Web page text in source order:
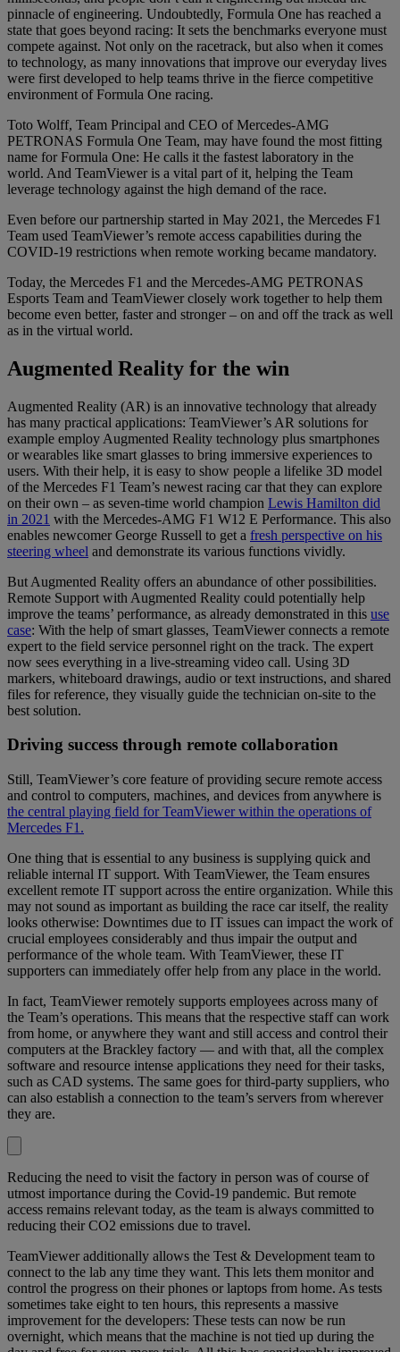
pinnacle of engineering. Undoubtedly, Formula One has reached a
state that goes beyond racing: It sets the benchmarks everyone must
compete against. Not only on the racetrack, but also when it comes
to technology, as many innovations that improve our everyday lives
were first developed to help teams thrive in the fierce competitive
environment of Formula One racing.
Toto Wolff, Team Principal and CEO of Mercedes-AMG
PETRONAS Formula One Team, may have found the most fitting
name for Formula One: He calls it the fastest laboratory in the
world. And TeamViewer is a vital part of it, helping the Team
leverage technology against the high demand of the race.
Even before our partnership started in May 2021, the Mercedes F1
Team used TeamViewer’s remote access capabilities during the
COVID-19 restrictions when remote working became mandatory.
Today, the Mercedes F1 and the Mercedes-AMG PETRONAS
Esports Team and TeamViewer closely work together to help them
become even better, faster and stronger – on and off the track as well
as in the virtual world.
Augmented Reality for the win
Augmented Reality (AR) is an innovative technology that already
has many practical applications: TeamViewer’s AR solutions for
example employ Augmented Reality technology plus smartphones
or wearables like smart glasses to bring immersive experiences to
users. With their help, it is easy to show people a lifelike 3D model
of the Mercedes F1 Team’s newest racing car that they can explore
on their own – as seven-time world champion Lewis Hamilton did
in 2021 with the Mercedes-AMG F1 W12 E Performance. This also
enables newcomer George Russell to get a fresh perspective on his
steering wheel and demonstrate its various functions vividly.
But Augmented Reality offers an abundance of other possibilities.
Remote Support with Augmented Reality could potentially help
improve the teams’ performance, as already demonstrated in this use
case: With the help of smart glasses, TeamViewer connects a remote
expert to the field service personnel right on the track. The expert
now sees everything in a live-streaming video call. Using 3D
markers, whiteboard drawings, audio or text instructions, and shared
files for reference, they visually guide the technician on-site to the
best solution.
Driving success through remote collaboration
Still, TeamViewer’s core feature of providing secure remote access
and control to computers, machines, and devices from anywhere is
the central playing field for TeamViewer within the operations of
Mercedes F1.
One thing that is essential to any business is supplying quick and
reliable internal IT support. With TeamViewer, the Team ensures
excellent remote IT support across the entire organization. While this
may not sound as important as building the race car itself, the reality
looks otherwise: Downtimes due to IT issues can impact the work of
crucial employees considerably and thus impair the output and
performance of the whole team. With TeamViewer, these IT
supporters can immediately offer help from any place in the world.
In fact, TeamViewer remotely supports employees across many of
the Team’s operations. This means that the respective staff can work
from home, or anywhere they want and still access and control their
computers at the Brackley factory — and with that, all the complex
software and resource intense applications they need for their tasks,
such as CAD systems. The same goes for third-party suppliers, who
can also establish a connection to the team’s servers from wherever
they are.
Reducing the need to visit the factory in person was of course of
utmost importance during the Covid-19 pandemic. But remote
access remains relevant today, as the team is always committed to
reducing their CO2 emissions due to travel.
TeamViewer additionally allows the Test & Development team to
connect to the lab any time they want. This lets them monitor and
control the progress on their phones or laptops from home. As tests
sometimes take eight to ten hours, this represents a massive
improvement for the developers: These tests can now be run
overnight, which means that the machine is not tied up during the